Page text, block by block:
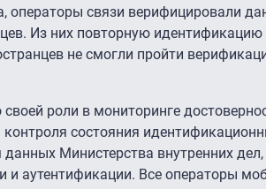
операторы связи верифицировали
Из них повторную
не смогли пройти
роли в мониторинге
состояния
Министерства внутренних
и аутентификации. Все операторы